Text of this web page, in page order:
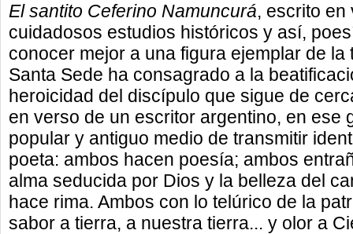
El santito Ceferino Namuncurá, escrito en
cuidadosos estudios históricos y así,
conocer mejor a una figura ejemplar de
Santa Sede ha consagrado a la
heroicidad del discípulo que sigue de
en verso de un escritor argentino, en ese
popular y antiguo medio de transmitir
poeta: ambos hacen poesía; ambos
alma seducida por Dios y la belleza del
hace rima. Ambos con lo telúrico de la
sabor a tierra, a nuestra tierra... y olor a